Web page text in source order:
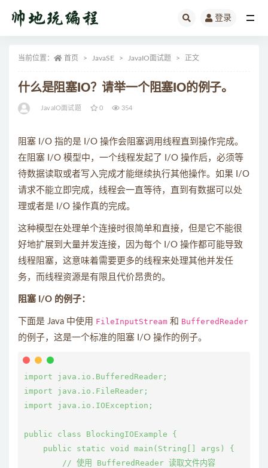
登录
当前位置： 首页 JavaSE JavaIO面试题 正文
什么是阻塞IO？请举一个阻塞IO的例子。
JavaIO面试题 0 354
阻塞 I/O 指的是 I/O 操作会阻塞调用线程直到操作完成。
在阻塞 I/O 模型中，一个线程发起了 I/O 操作后，必须等
待数据读取或者写入完成才能继续执行其他操作。如果 I/O
请求不能立即完成，线程会一直等待，直到有数据可以处
理或者是 I/O 操作真的完成。
这种模型在处理单个连接时很简单和直接，但是它不能很
好地扩展到大量并发连接，因为每个 I/O 操作都可能导致
线程阻塞，这意味着需要更多的线程来处理其他并发任
务，而线程资源是有限且代价昂贵的。
阻塞 I/O 的例子：
下面是 Java 中使用 FileInputStream 和 BufferedReader
的例子，这是一个标准的阻塞 I/O 操作的例子。
import java.io.BufferedReader;
import java.io.FileReader;
import java.io.IOException;
public class BlockingIOExample {
    public static void main(String[] args) {
        // 使用 BufferedReader 读取文件内容